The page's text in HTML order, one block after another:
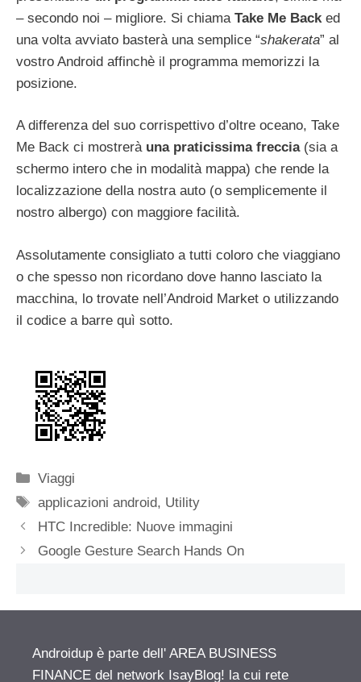
– secondo noi – migliore. Si chiama Take Me Back ed
una volta avviato basterà una semplice “shakerata” al
vostro Android affinchè il programma memorizzi la
posizione.
A differenza del suo corrispettivo d’oltre oceano, Take
Me Back ci mostrerà una praticissima freccia(sia a
schermo intero che in modalità mappa) che rende la
localizzazione della nostra auto (o semplicemente il
nostro albergo) con maggiore facilità.
Assolutamente consigliato a tutti coloro che viaggiano
o che spesso non ricordano dove hanno lasciato la
macchina, lo trovate nell’Android Market o utilizzando
il codice a barre quì sotto.
Categorie
Viaggi
Tag
applicazioni android, Utility
HTC Incredible: Nuove immagini
Google Gesture Search Hands On
Androidup è parte dell' AREA BUSINESS
FINANCE del network IsayBlog! la cui rete